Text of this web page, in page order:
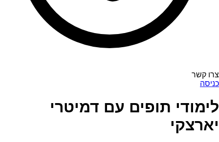
צרו קשר
כניסה
לימודי תופים עם דמיטרי
יארצקי